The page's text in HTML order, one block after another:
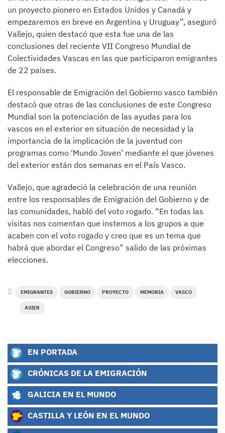
un proyecto pionero en Estados Unidos y Canadá y
empezaremos en breve en Argentina y Uruguay”, aseguró
Vallejo, quien destacó que esta fue una de las
conclusiones del reciente VII Congreso Mundial de
Colectividades Vascas en las que participaron emigrantes
de 22 países.
El responsable de Emigración del Gobierno vasco también
destacó que otras de las conclusiones de este Congreso
Mundial son la potenciación de las ayudas para los
vascos en el exterior en situación de necesidad y la
importancia de la implicación de la juventud con
programas como ‘Mundo Joven’ mediante el que jóvenes
del exterior están dos semanas en el País Vasco.
Vallejo, que agradeció la celebración de una reunión
entre los responsables de Emigración del Gobierno y de
las comunidades, habló del voto rogado. “En todas las
visitas nos comentan que instemos a los grupos a que
acaben con el voto rogado y creo que es un tema que
habrá que abordar el Congreso” salido de las próximas
elecciones.
EMIGRANTES GOBIERNO PROYECTO MEMORIA VASCO
ASIER
EN PORTADA
CRÓNICAS DE LA EMIGRACIÓN
GALICIA EN EL MUNDO
CASTILLA Y LEÓN EN EL MUNDO